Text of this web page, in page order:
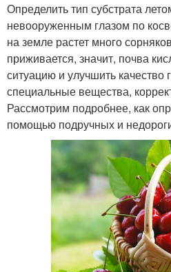
Определить тип субстрата
невооруженным глазом по
на земле растет много
приживается, значит, почва
ситуацию и улучшить качество
специальные вещества,
Рассмотрим подробнее, как
помощью подручных и